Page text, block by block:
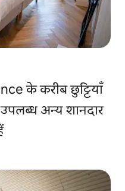
के करीब छुट्टियाँ
अन्य शानदार